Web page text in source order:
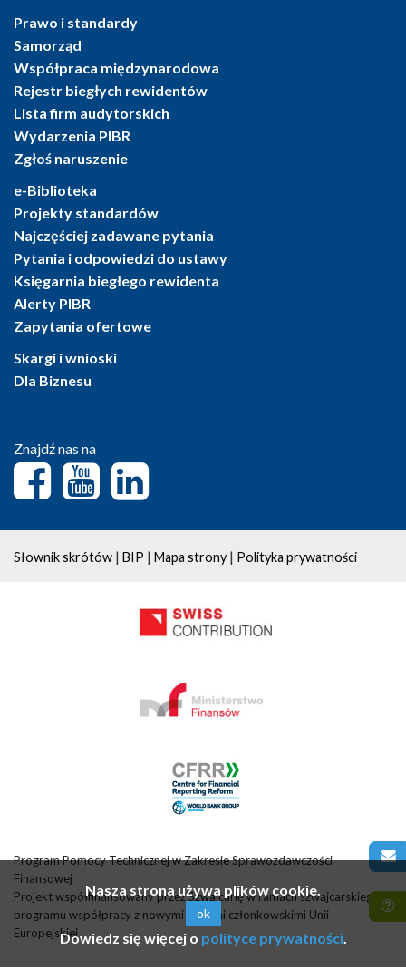
Prawo i standardy
Samorząd
Współpraca międzynarodowa
Rejestr biegłych rewidentów
Lista firm audytorskich
Wydarzenia PIBR
Zgłoś naruszenie
e-Biblioteka
Projekty standardów
Najczęściej zadawane pytania
Pytania i odpowiedzi do ustawy
Księgarnia biegłego rewidenta
Alerty PIBR
Zapytania ofertowe
Skargi i wnioski
Dla Biznesu
Znajdź nas na
Słownik skrótów | BIP | Mapa strony | Polityka prywatności
Program Pomocy Technicznej w Zakresie Sprawozdawczości
Finansowej
Projekt współfinansowany przez Szwajcarię w ramach szwajcarskiego
programu współpracy z nowymi krajami członkowskimi Unii
Europejskiej
Nasza strona używa plików cookie.
ok
Dowiedz się więcej o polityce prywatności.